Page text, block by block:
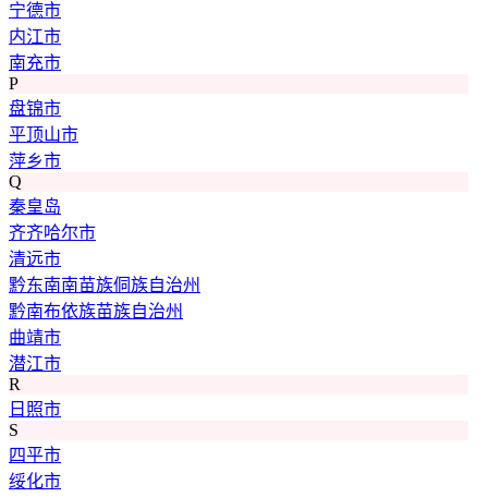
宁德市
内江市
南充市
P
盘锦市
平顶山市
萍乡市
Q
秦皇岛
齐齐哈尔市
清远市
黔东南南苗族侗族自治州
黔南布依族苗族自治州
曲靖市
潜江市
R
日照市
S
四平市
绥化市